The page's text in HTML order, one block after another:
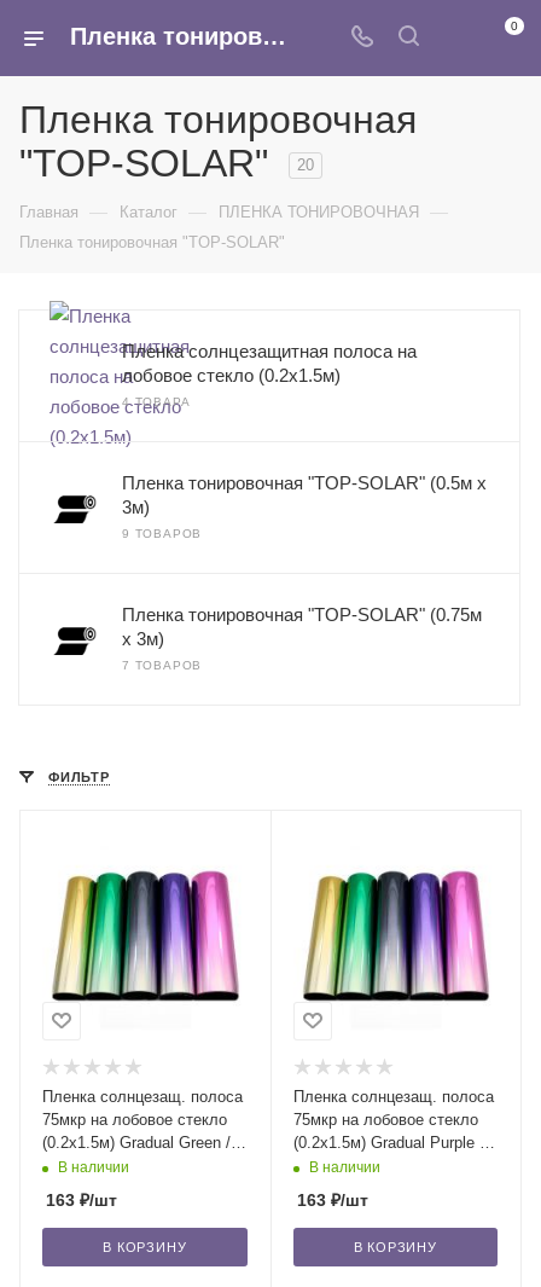
Пленка тонировочная TOP-SOLAR - купить оптом в интернет-магазине Армина 0
Пленка тонировочная
"TOP-SOLAR"
20
Главная — Каталог — ПЛЕНКА ТОНИРОВОЧНАЯ —
Пленка тонировочная "TOP-SOLAR"
Пленка солнцезащитная полоса на
лобовое стекло (0.2x1.5м)
4 ТОВАРА
Пленка тонировочная "TOP-SOLAR" (0.5м х
3м)
9 ТОВАРОВ
Пленка тонировочная "TOP-SOLAR" (0.75м
х 3м)
7 ТОВАРОВ
ФИЛЬТР
Пленка солнцезащ. полоса
75мкр на лобовое стекло
(0.2x1.5м) Gradual Green /
уп-5/500
В наличии
163 ₽/шт
В КОРЗИНУ
Пленка солнцезащ. полоса
75мкр на лобовое стекло
(0.2x1.5м) Gradual Purple /
уп-5/500
В наличии
163₽/шт
В КОРЗИНУ